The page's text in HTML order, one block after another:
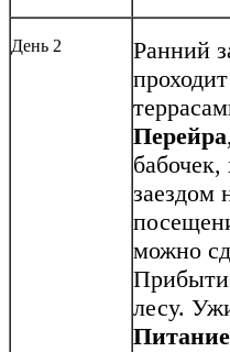
День 2
Ранний
Перейра
заездом
можно
лесу.